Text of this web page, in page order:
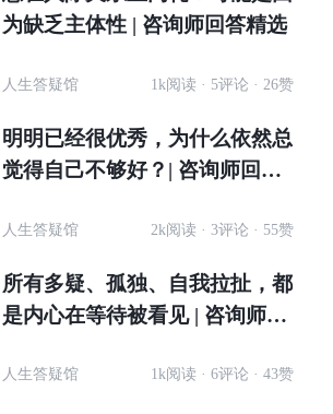
为缺乏主体性 | 咨询师回答精选
人生答疑馆 1k阅读 · 5评论 · 26赞
明明已经很优秀，为什么依然总
觉得自己不够好？| 咨询师回答
人生答疑馆 2k阅读 · 3评论 · 55赞
所有多疑、孤独、自我拉扯，都
是内心在等待被看见 | 咨询师回
人生答疑馆 1k阅读 · 6评论 · 43赞